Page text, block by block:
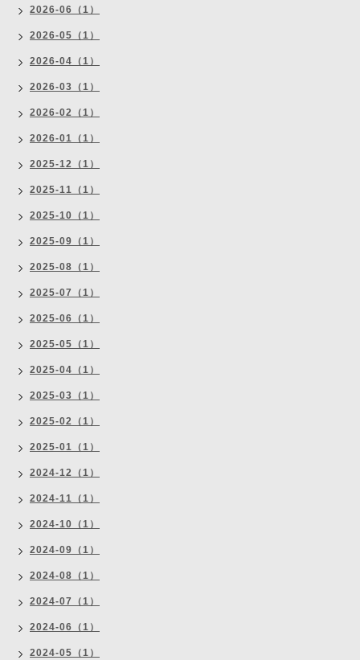
2026-06（1）
2026-05（1）
2026-04（1）
2026-03（1）
2026-02（1）
2026-01（1）
2025-12（1）
2025-11（1）
2025-10（1）
2025-09（1）
2025-08（1）
2025-07（1）
2025-06（1）
2025-05（1）
2025-04（1）
2025-03（1）
2025-02（1）
2025-01（1）
2024-12（1）
2024-11（1）
2024-10（1）
2024-09（1）
2024-08（1）
2024-07（1）
2024-06（1）
2024-05（1）